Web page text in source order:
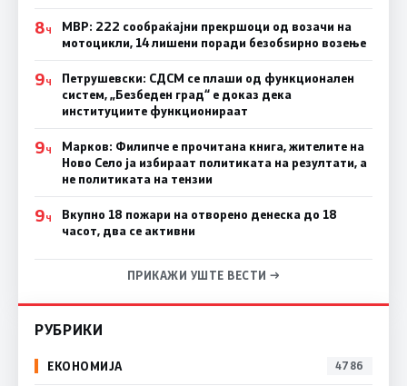
8Ч
МВР: 222 сообраќајни прекршоци од возачи на
мотоцикли, 14 лишени поради безобѕирно возење
9Ч
Петрушевски: СДСМ се плаши од функционален
систем, „Безбеден град“ е доказ дека
институциите функционираат
9Ч
Марков: Филипче е прочитана книга, жителите на
Ново Село ја избираат политиката на резултати, а
не политиката на тензии
9Ч
Вкупно 18 пожари на отворено денеска до 18
часот, два се активни
ПРИКАЖИ УШТЕ ВЕСТИ →
РУБРИКИ
ЕКОНОМИЈА 4786